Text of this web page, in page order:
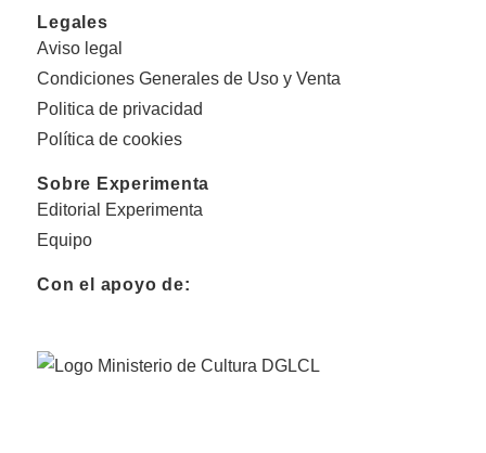
Legales
Aviso legal
Condiciones Generales de Uso y Venta
Politica de privacidad
Política de cookies
Sobre Experimenta
Editorial Experimenta
Equipo
Con el apoyo de: